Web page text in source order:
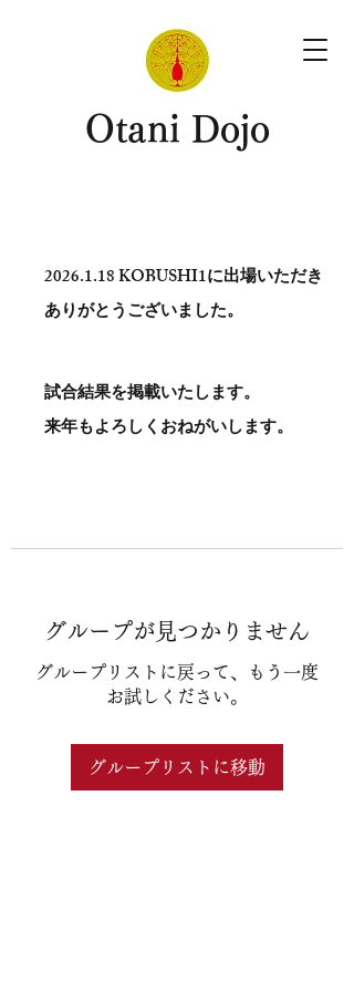
​Otani Dojo
2026.1.18KOBUSHI1に出場いただき
ありがとう​ございました。
試合結果を掲載いたします。
​来年もよろしくおねがいします。
グループが見つかりません
グループリストに戻って、もう一度
お試しください。
グループリストに移動